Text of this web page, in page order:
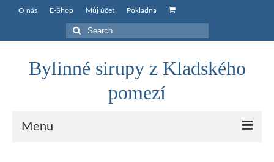
O nás E-Shop Můj účet Pokladna
Search
for:
Bylinné sirupy z Kladského
pomezí
Menu